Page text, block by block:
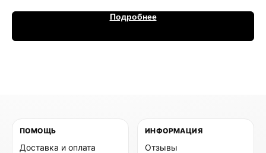
Подробнее
ПОМОЩЬ
Доставка и оплата
ИНФОРМАЦИЯ
Отзывы